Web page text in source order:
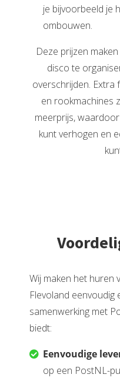
je bijvoorbeeld je
ombouwen.
Deze prijzen
disco te
overschrijden. Extra
en rookmachines
meerprijs,
kunt verhogen en
Wij maken het huren
Flevoland eenvoudig
samenwerking met
biedt:
Eenvoudige
op een PostNL-